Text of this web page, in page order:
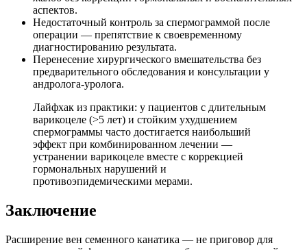
аспектов.
Недостаточный контроль за спермограммой после
операции — препятствие к своевременному
диагностированию результата.
Перенесение хирургического вмешательства без
предварительного обследования и консультации у
андролога-уролога.
Лайфхак из практики: у пациентов с длительным
варикоцеле (>5 лет) и стойким ухудшением
спермограммы часто достигается наибольший
эффект при комбинированном лечении —
устранении варикоцеле вместе с коррекцией
гормональных нарушений и
противоэпидемическими мерами.
Заключение
Расширение вен семенного канатика — не приговор для